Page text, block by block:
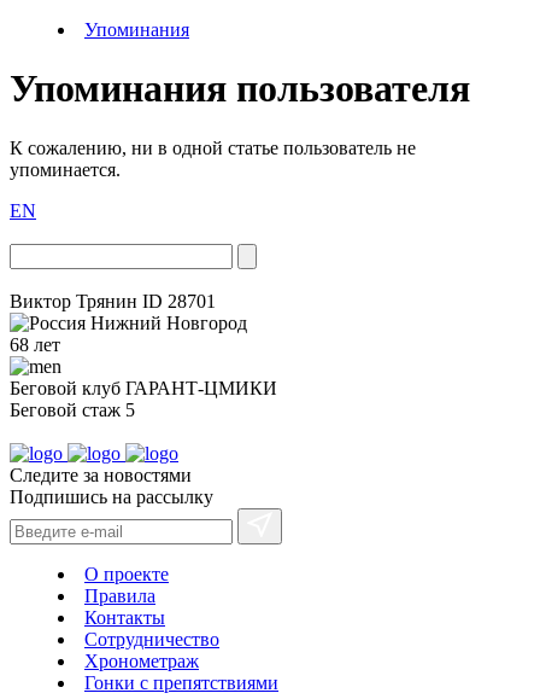
Упоминания
Упоминания пользователя
К сожалению, ни в одной статье пользователь не
упоминается.
EN
Виктор Трянин ID 28701
Нижний Новгород
68 лет
Беговой клуб ГАРАНТ-ЦМИКИ
Беговой стаж 5
Следите за новостями
Подпишись на рассылку
О проекте
Правила
Контакты
Сотрудничество
Хронометраж
Гонки с препятствиями